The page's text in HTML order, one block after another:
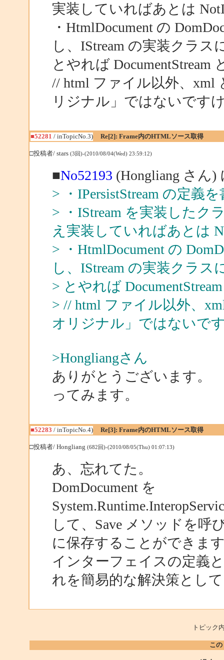
実装していればあとは
・HtmlDocument の
し、IStream の実装クラス
とやれば
// html ファイル以外、xml
リジナル」ではないです
■52281 / inTopicNo.3) Re[2]: Frame内のHTMLソース取得
□投稿者/ stars (3回)-(2010/08/04(Wed) 23:59:12)
■No52193 (Hongliang さん)
> ・IPersistStream の定義
> ・IStream を実装したク
え実装していればあとは
> ・HtmlDocument の
し、IStream の実装クラス
> とやれば
> // html ファイル以外、
オリジナル」ではないで
>Hongliangさん
ありがとうございます。
ってみます。
■52283 / inTopicNo.4) Re[3]: Frame内のHTMLソース取得
□投稿者/ Hongliang (682回)-(2010/08/05(Thu) 01:07:13)
あ、忘れてた。
DomDocument を
して、Save メソッドを呼
に保存することができま
インターフェイスの定義
れを簡易的な解決策とし
トピッ
こ